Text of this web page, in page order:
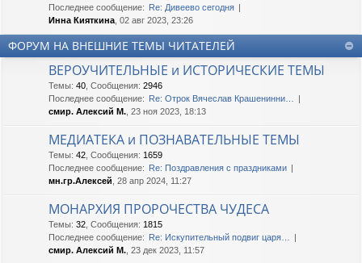
Последнее сообщение: Re: Дивеево сегодня
Инна Кияткина , 02 авг 2023, 23:26
ФОРУМ НА ВНЕШНИЕ ТЕМЫ ЧИТАТЕЛЕЙ
ВЕРОУЧИТЕЛЬНЫЕ и ИСТОРИЧЕСКИЕ ТЕМЫ
Темы: 40 Сообщения: 2946
Последнее сообщение: Re: Отрок Вячеслав Крашенинни…
смир. Алексий М. , 23 ноя 2023, 18:13
МЕДИАТЕКА и ПОЗНАВАТЕЛЬНЫЕ ТЕМЫ
Темы: 42 Сообщения: 1659
Последнее сообщение: Re: Поздравления с праздниками
мн.гр.Алексей , 28 апр 2024, 11:27
МОНАРХИЯ ПРОРОЧЕСТВА ЧУДЕСА
Темы: 32 Сообщения: 1815
Последнее сообщение: Re: Искупительный подвиг царя…
смир. Алексий М. , 23 дек 2023, 11:57